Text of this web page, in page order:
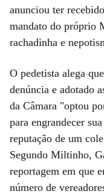
anunciou ter
mandato do próprio
rachadinha e
O pedetista alega
denúncia e adotado
da Câmara "optou
para engrandecer
reputação de um
Segundo Miltinho,
reportagem em que
número de